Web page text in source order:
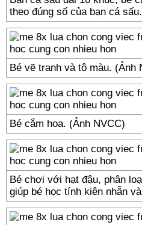
theo đúng số của bạn cá
Bé vẽ tranh và tô màu. (Ảnh
Bé cắm hoa. (Ảnh NVCC)
Bé chơi với hạt đậu, phân
giúp bé học tính kiên nhẫn